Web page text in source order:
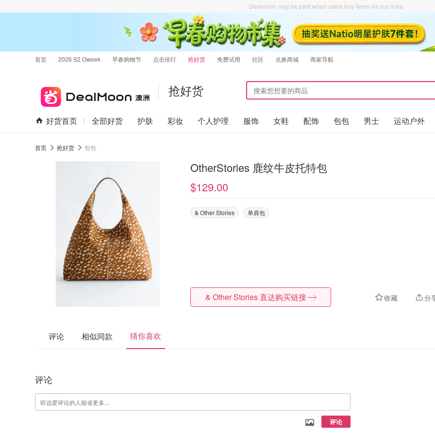
Dealmoon may be paid when users buy items via our links.
首页 2026 S2 Oweek 早春购物节 点击排行 抢好货 免费试用 社区 兑换商城 商家导航
抢好货
好货首页 全部好货 护肤 彩妆 个人护理 服饰 女鞋 配饰 包包 男士 运动户外
首页 抢好货 包包
OtherStories 鹿纹牛皮托特包
$129.00
& Other Stories 单肩包
收藏 分
& Other Stories 直达购买链接
评论 相似同款 猜你喜欢
评论
评论